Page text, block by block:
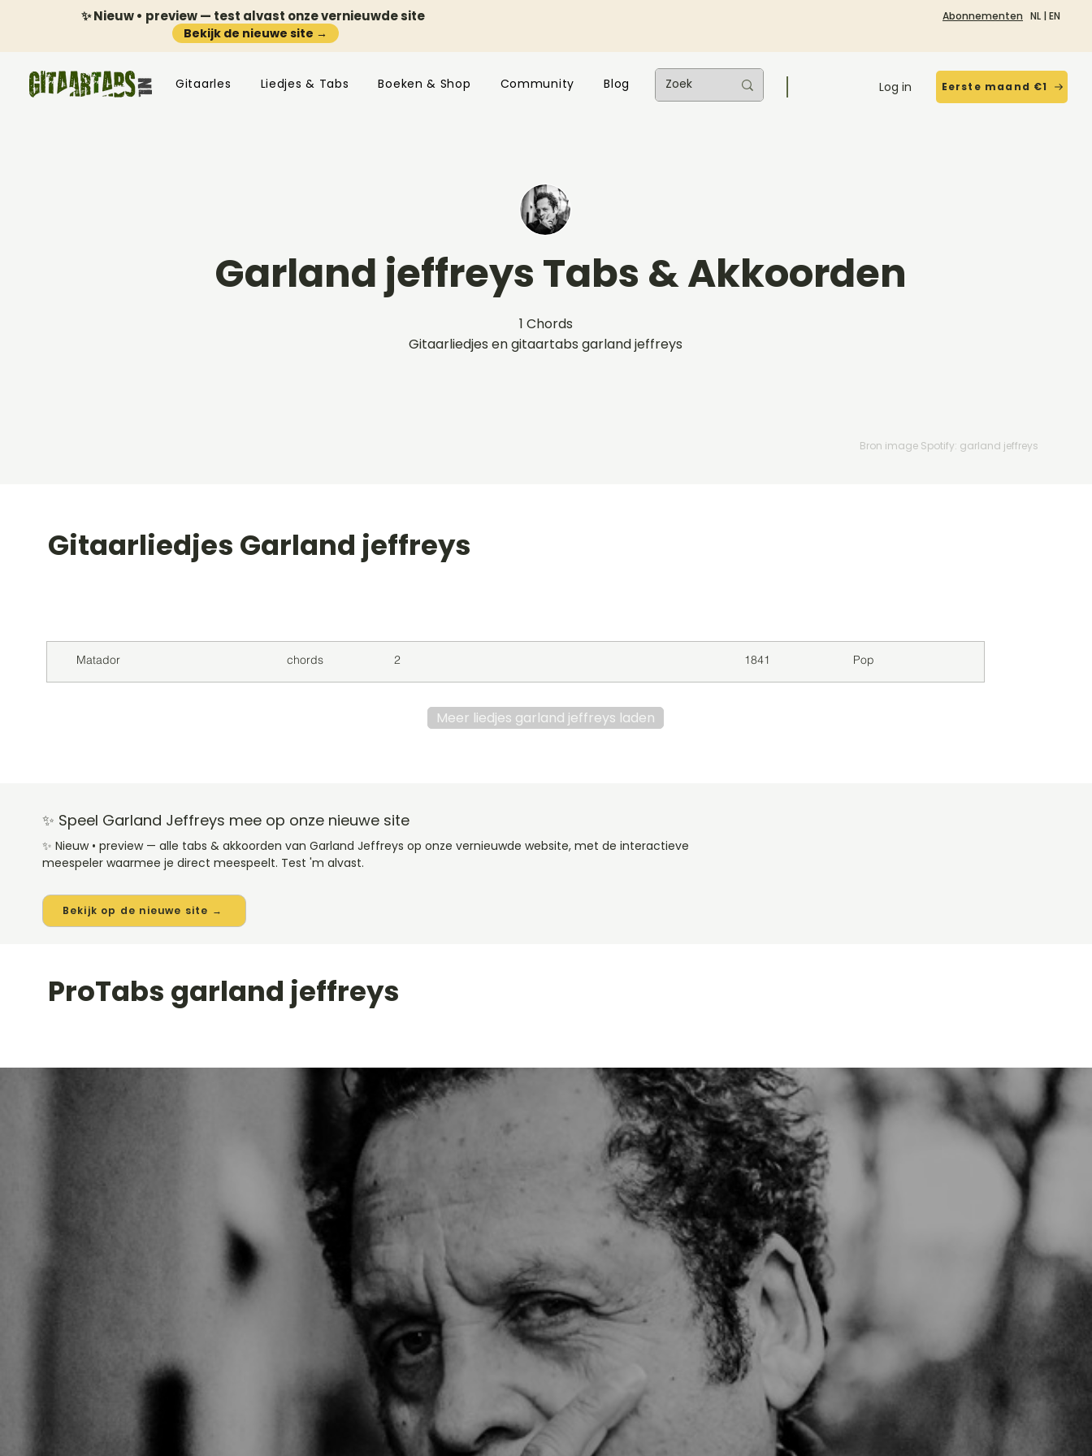
✨ Nieuw • preview — test alvast onze vernieuwde site
Bekijk de nieuwe site →
Abonnementen NL | EN
Gitaarles Liedjes & Tabs Boeken & Shop Community Blog Log in Eerste maand €1
Garland jeffreys Tabs & Akkoorden
1 Chords
Gitaarliedjes en gitaartabs garland jeffreys
Bron image Spotify: garland jeffreys
Gitaarliedjes Garland jeffreys
Matador chords 2 1841 Pop
Meer liedjes garland jeffreys laden
✨ Speel Garland Jeffreys mee op onze nieuwe site
✨ Nieuw • preview — alle tabs & akkoorden van Garland Jeffreys op onze vernieuwde website, met de interactieve
meespeler waarmee je direct meespeelt. Test 'm alvast.
Bekijk op de nieuwe site →
ProTabs garland jeffreys